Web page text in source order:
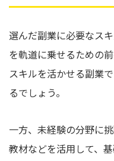
選んだ副業に必要なス
を軌道に乗せるための
スキルを活かせる副業
るでしょう。
一方、未経験の分野に
教材などを活用して、